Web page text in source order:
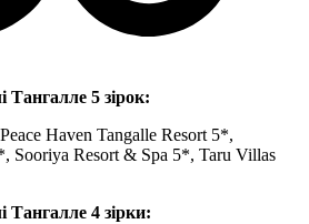
Тангалле 5 зірок:
Haven Tangalle Resort 5*,
Sooriya Resort & Spa 5*, Taru Villas
Тангалле 4 зірки: